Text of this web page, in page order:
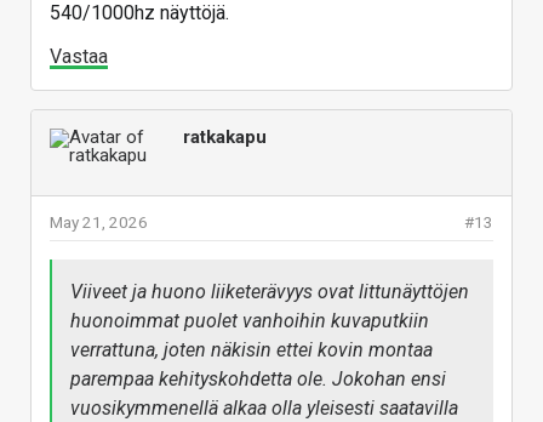
540/1000hz näyttöjä.
Vastaa
ratkakapu
#13
May 21, 2026
Viiveet ja huono liiketerävyys ovat littunäyttöjen
huonoimmat puolet vanhoihin kuvaputkiin
verrattuna, joten näkisin ettei kovin montaa
parempaa kehityskohdetta ole. Jokohan ensi
vuosikymmenellä alkaa olla yleisesti saatavilla